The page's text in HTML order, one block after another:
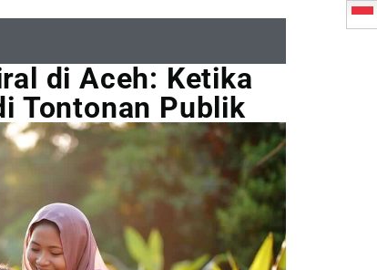
di Aceh: Ketika
Tontonan Publik